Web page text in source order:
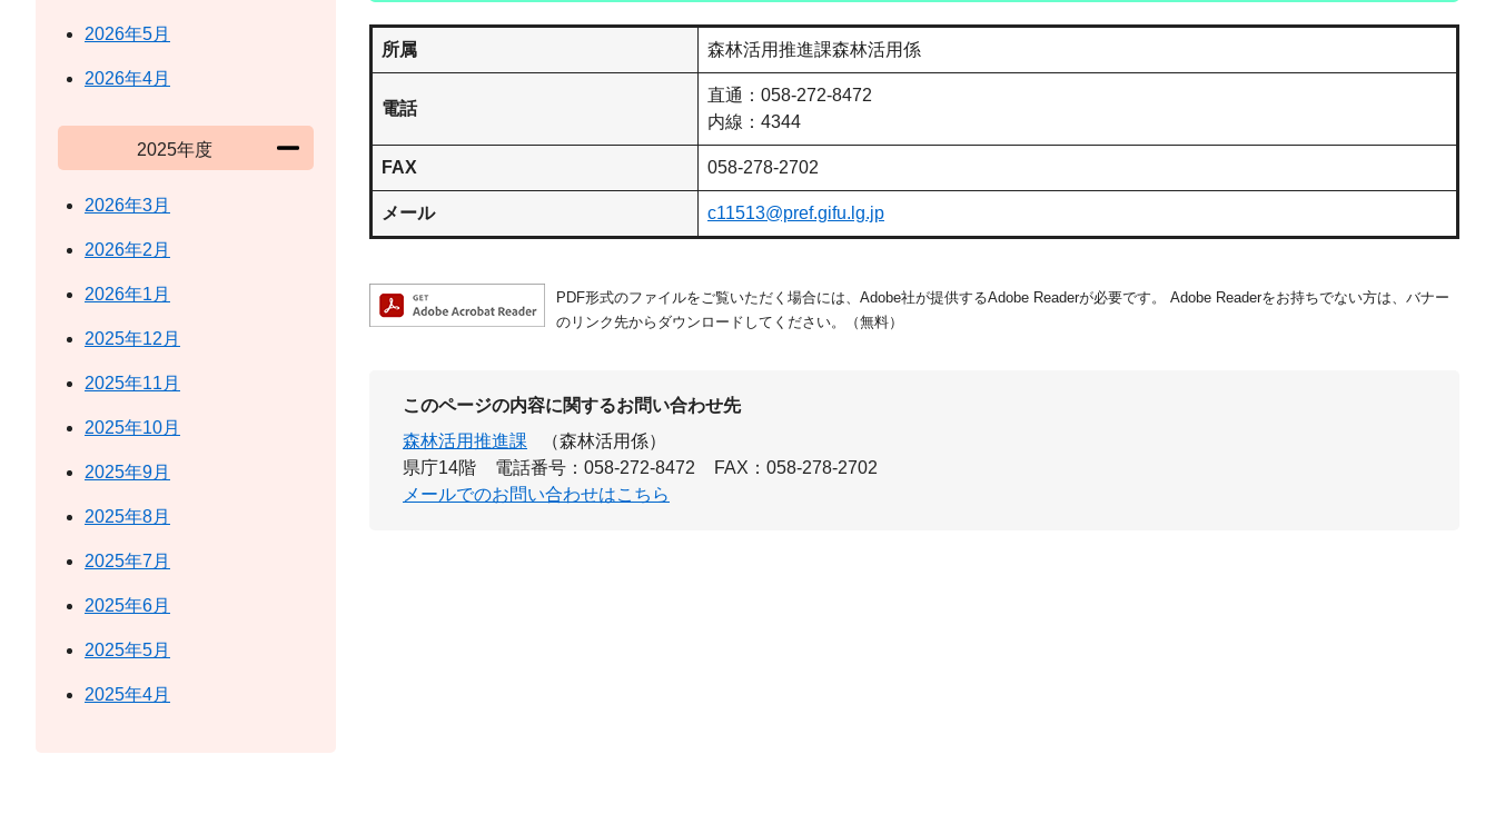
所属 森林活用推進課森林活用係
電話
直通：058‐272-8472
内線：4344
FAX 058-278-2702
メール c11513@pref.gifu.lg.jp
PDF形式のファイルをご覧いただく場合には、Adobe社が提供するAdobe Readerが必要です。
Adobe Readerをお持ちでない方は、バナー
のリンク先からダウンロードしてください。（無料）
このページの内容に関するお問い合わせ先
森林活用推進課
（森林活用係）
県庁14階
電話番号：058-272-8472
FAX：058-278-2702
メールでのお問い合わせはこちら
2026年5月
2026年4月
2025年度
2026年3月
2026年2月
2026年1月
2025年12月
2025年11月
2025年10月
2025年9月
2025年8月
2025年7月
2025年6月
2025年5月
2025年4月